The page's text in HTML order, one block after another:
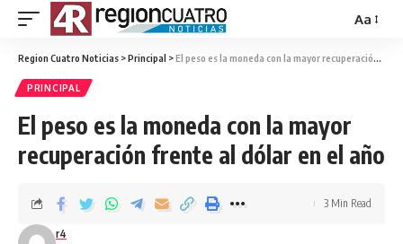
Aa
Region Cuatro Noticias >Principal >El peso es la moneda con la mayor recuperación frente al dólar en el año
PRINCIPAL
El peso es la moneda con la mayor
recuperación frente al dólar en el año
r4
3 Min Read